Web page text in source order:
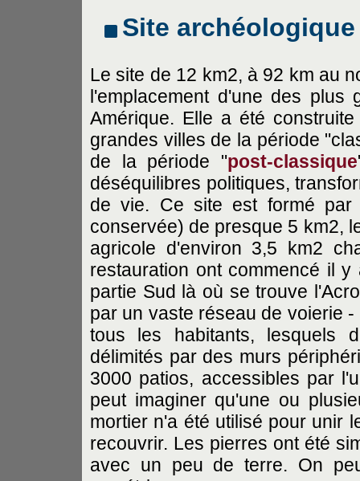
Site
Le site de 12 km2, à 92 km au
l'emplacement d'une des plus
Amérique. Elle a été
grandes villes de la période
de la période "post-classique
déséquilibres politiques,
de vie. Ce site est formé
conservée) de presque 5 km2,
agricole d'environ 3,5 km2
restauration ont commencé il
partie Sud là où se trouve
par un vaste réseau de voierie
tous les habitants, lesquels
délimités par des murs
3000 patios, accessibles par
peut imaginer qu'une ou
mortier n'a été utilisé pour unir
recouvrir. Les pierres ont été
avec un peu de terre. On